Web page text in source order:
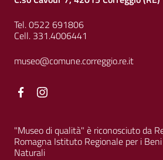
Tel. 0522 691806
Cell. 331.4006441
museo@comune.correggio.re.it
Facebook
"Museo di qualità" è riconosciuto da
Romagna Istituto Regionale per i
Naturali